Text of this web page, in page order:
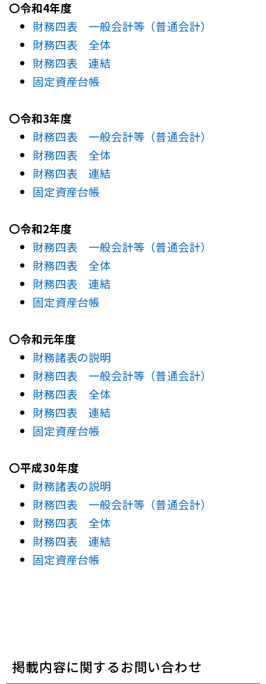
〇令和4年度
財務四表 一般会計等（普通会計）
財務四表 全体
財務四表 連結
固定資産台帳
〇令和3年度
財務四表 一般会計等（普通会計）
財務四表 全体
財務四表 連結
固定資産台帳
〇令和2年度
財務四表 一般会計等（普通会計）
財務四表 全体
財務四表 連結
固定資産台帳
〇令和元年度
財務諸表の説明
財務四表 一般会計等（普通会計）
財務四表 全体
財務四表 連結
固定資産台帳
〇平成30年度
財務諸表の説明
財務四表 一般会計等（普通会計）
財務四表 全体
財務四表 連結
固定資産台帳
掲載内容に関するお問い合わせ